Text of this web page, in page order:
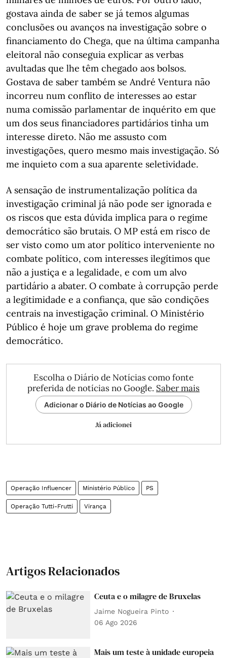
gostava ainda de saber se já temos algumas
conclusões ou avanços na investigação sobre o
financiamento do Chega, que na última campanha
eleitoral não conseguia explicar as verbas
avultadas que lhe têm chegado aos bolsos.
Gostava de saber também se André Ventura não
incorreu num conflito de interesses ao estar
numa comissão parlamentar de inquérito em que
um dos seus financiadores partidários tinha um
interesse direto. Não me assusto com
investigações, quero mesmo mais investigação. Só
me inquieto com a sua aparente seletividade.
A sensação de instrumentalização política da
investigação criminal já não pode ser ignorada e
os riscos que esta dúvida implica para o regime
democrático são brutais. O MP está em risco de
ser visto como um ator político interveniente no
combate político, com interesses ilegítimos que
não a justiça e a legalidade, e com um alvo
partidário a abater. O combate à corrupção perde
a legitimidade e a confiança, que são condições
centrais na investigação criminal. O Ministério
Público é hoje um grave problema do regime
democrático.
Escolha o Diário de Notícias como fonte
preferida de notícias no Google. Saber mais
Adicionar o Diário de Notícias ao Google
Já adicionei
Operação Influencer Ministério Público PS
Operação Tutti-Frutti Virança
Artigos Relacionados
Ceuta e o milagre de Bruxelas
Jaime Nogueira Pinto
06 Ago 2026
Mais um teste à unidade europeia